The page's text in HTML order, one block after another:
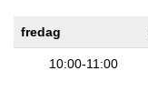
fredag
10:00-11:00